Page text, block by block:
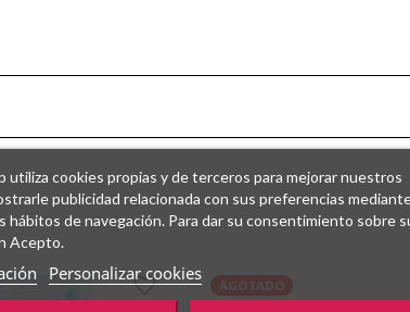
AGOTADO
utiliza cookies propias y de terceros para mejorar nuestros
publicidad relacionada con sus preferencias
hábitos de navegación. Para dar su consentimiento sobre
Acepto.
Personalizar cookies